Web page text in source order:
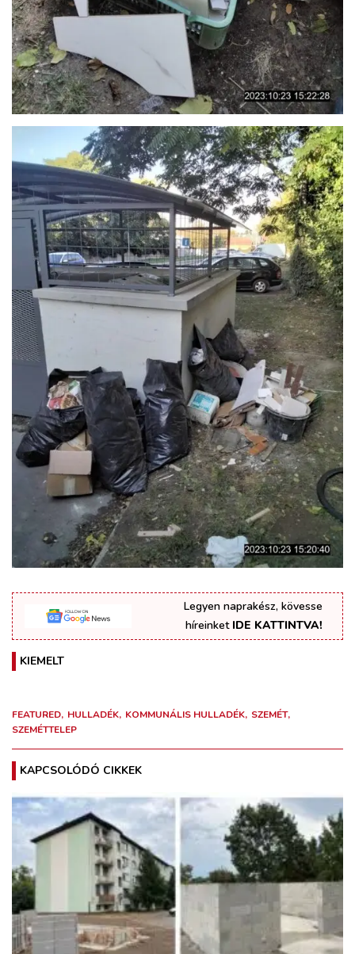
Legyen naprakész, kövesse
híreinket IDE KATTINTVA!
KIEMELT
FEATURED HULLADÉK KOMMUNÁLIS HULLADÉK SZEMÉT
SZEMÉTTELEP
KAPCSOLÓDÓ CIKKEK